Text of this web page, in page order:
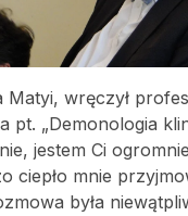
Matyi, wręczył
„Demonologia
jestem Ci
mnie
była